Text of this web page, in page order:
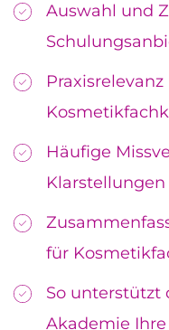
Auswahl und
Häufige
Klarstellungen
für
So unterstützt
Akademie